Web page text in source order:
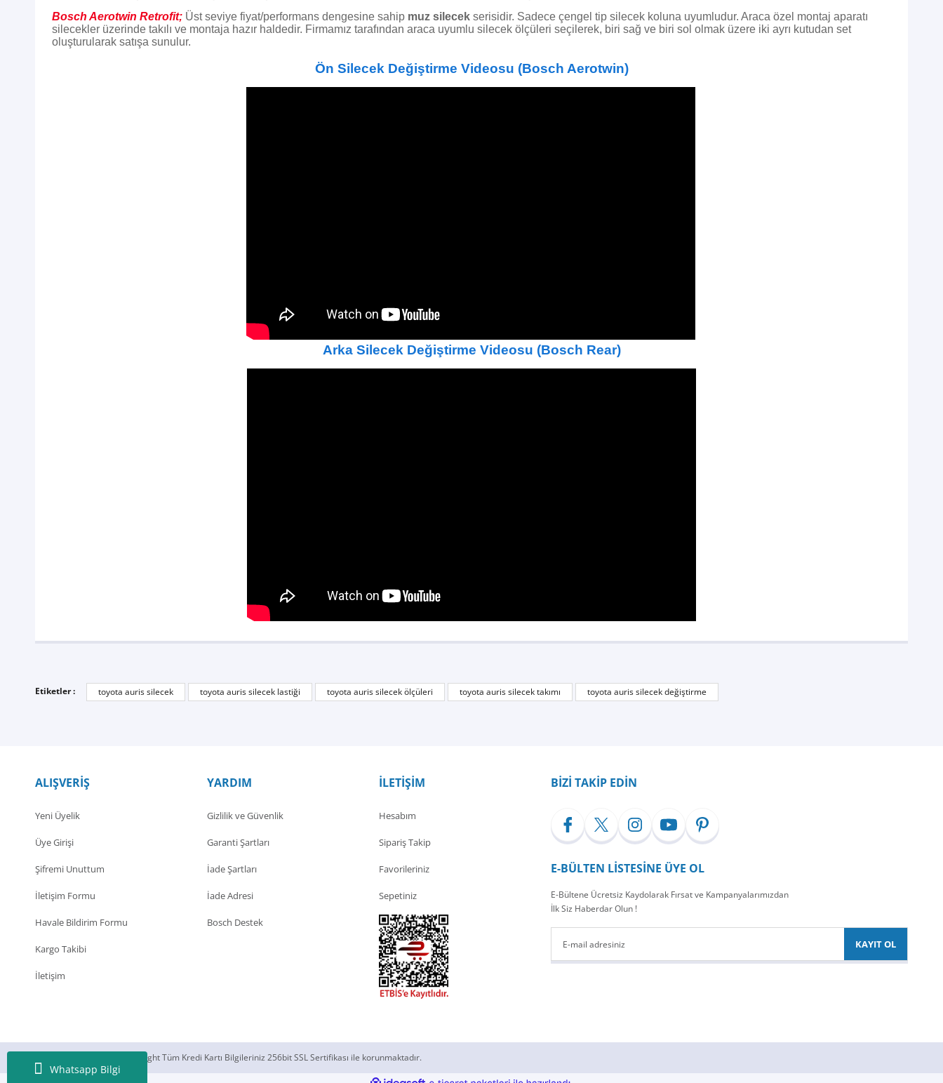
Whatsapp Bilgi
Bosch Aerotwin Retrofit; Üst seviye fiyat/performans dengesine sahip muz silecek serisidir. Sadece çengel tip silecek koluna uyumludur. Araca özel montaj aparatı
silecekler üzerinde takılı ve montaja hazır haldedir. Firmamız tarafından araca uyumlu silecek ölçüleri seçilerek, biri sağ ve biri sol olmak üzere iki ayrı kutudan set
oluşturularak satışa sunulur.
Ön Silecek Değiştirme Videosu (Bosch Aerotwin)
Arka Silecek Değiştirme Videosu (Bosch Rear)
Etiketler : toyota auris silecek toyota auris silecek lastiği toyota auris silecek ölçüleri toyota auris silecek takımı toyota auris silecek değiştirme
ALIŞVERİŞ
Yeni Üyelik
Üye Girişi
Şifremi Unuttum
İletişim Formu
Havale Bildirim Formu
Kargo Takibi
İletişim
YARDIM
Gizlilik ve Güvenlik
Garanti Şartları
İade Şartları
İade Adresi
Bosch Destek
İLETİŞİM
Hesabım
Sipariş Takip
Favorileriniz
Sepetiniz
BİZİ TAKİP EDİN
E-BÜLTEN LİSTESİNE ÜYE OL
E-Bültene Ücretsiz Kaydolarak Fırsat ve Kampanyalarımızdan
İlk Siz Haberdar Olun !
KAYIT OL
© 2018 Silecek Sepeti Copyright Tüm Kredi Kartı Bilgileriniz 256bit SSL Sertifikası ile korunmaktadır.